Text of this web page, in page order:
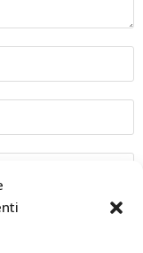
browser per la